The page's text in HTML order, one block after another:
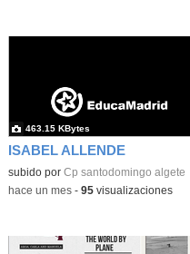
ISABEL ALLENDE
Contenido educativo.
subido por Cp santodomingo algete
463.15 KBytes
-hace un mes- 95visualizaciones